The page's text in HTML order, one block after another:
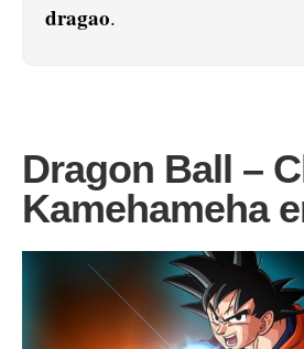
dragao.
Dragon Ball –
Kamehameha